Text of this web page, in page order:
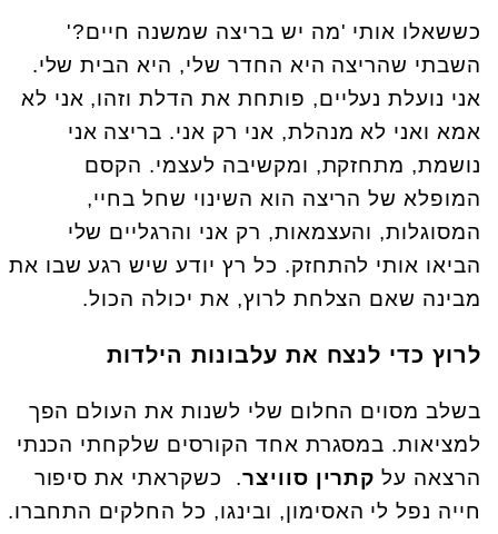
כששאלו אותי 'מה יש בריצה שמשנה חיים?'
השבתי שהריצה היא החדר שלי, היא הבית שלי.
אני נועלת נעליים, פותחת את הדלת וזהו, אני לא
אמא ואני לא מנהלת, אני רק אני. בריצה אני
נושמת, מתחזקת, ומקשיבה לעצמי. הקסם
המופלא של הריצה הוא השינוי שחל בחיי,
המסוגלות, והעצמאות, רק אני והרגליים שלי
הביאו אותי להתחזק. כל רץ יודע שיש רגע שבו את
מבינה שאם הצלחת לרוץ, את יכולה הכול.
לרוץ כדי לנצח את עלבונות הילדות
בשלב מסוים החלום שלי לשנות את העולם הפך
למציאות. במסגרת אחד הקורסים שלקחתי הכנתי
הרצאה על קתרין סוויצר. כשקראתי את סיפור
חייה נפל לי האסימון, ובינגו, כל החלקים התחברו.